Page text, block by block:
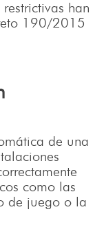
han
190/2015
de una
como las
de juego o la